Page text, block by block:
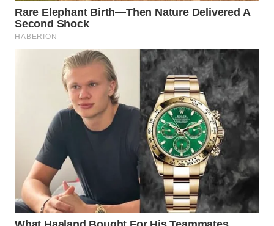
WAHANANEWS
NET
WAHANA
WAHANA
SELEB
WAHANA
PERSONA